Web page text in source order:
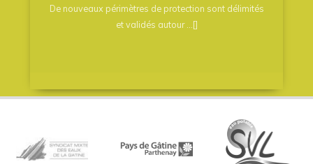
De nouveaux périmètres de protection sont délimités
et validés autour ...[]